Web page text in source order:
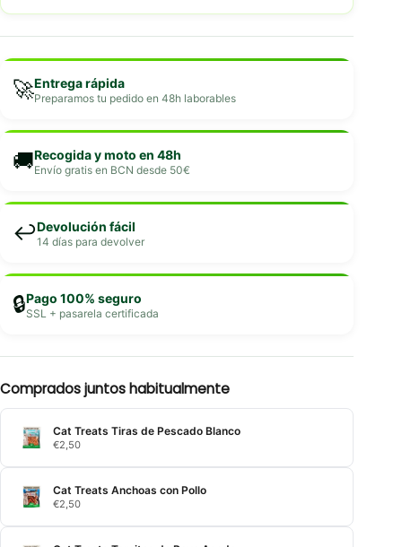
🚀Entrega rápida
Preparamos tu pedido en 48h laborables
🚚Recogida y moto en 48h
Envío gratis en BCN desde 50€
↩️Devolución fácil
14 días para devolver
🔒Pago 100% seguro
SSL + pasarela certificada
Comprados juntos habitualmente
Cat Treats Tiras de Pescado Blanco
€2,50
Cat Treats Anchoas con Pollo
€2,50